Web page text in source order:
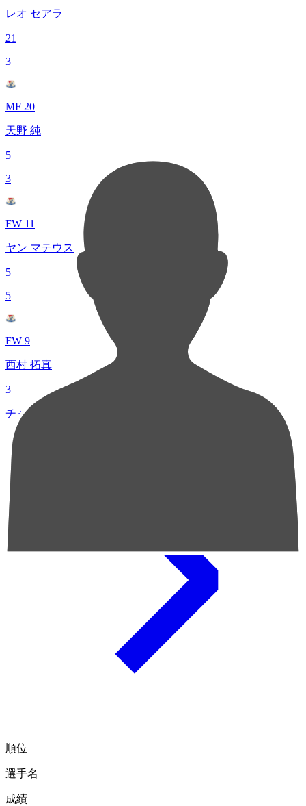
レオ セアラ
21
3
MF 20
天野 純
5
3
FW 11
ヤン マテウス
5
5
FW 9
西村 拓真
3
チャンスクリエイト総数
順位
選手名
成績